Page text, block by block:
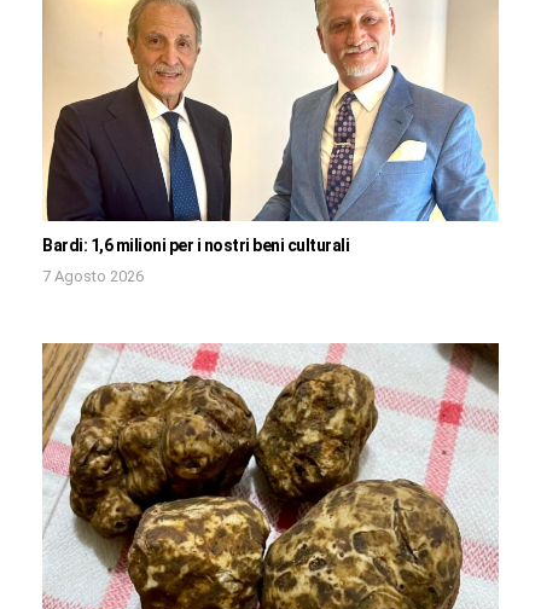
Bardi: 1,6 milioni per i nostri beni culturali
7 Agosto 2026